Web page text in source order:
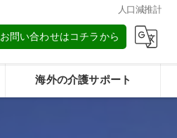
人口減推計
お問い合わせはコチラから
海外の介護サポート